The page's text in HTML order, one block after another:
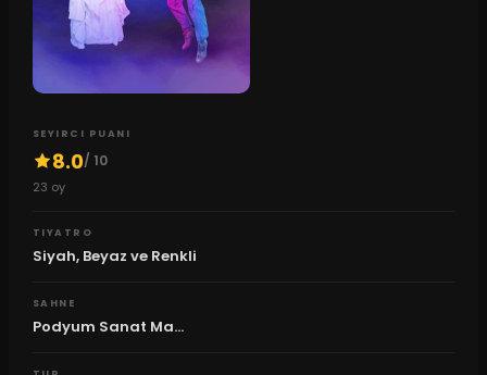
SEYIRCI PUANI
8.0/ 10
23 oy
TIYATRO
Siyah, Beyaz ve Renkli
SAHNE
Podyum Sanat Ma...